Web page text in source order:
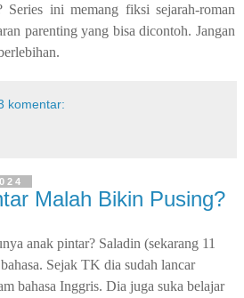
ini memang fiksi sejarah-roman
parenting yang bisa dicontoh. Jangan
komentar:
Malah Bikin Pusing?
anak pintar? Saladin (sekarang 11
Sejak TK dia sudah lancar
bahasa Inggris. Dia juga suka belajar